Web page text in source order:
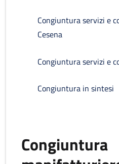
Congiuntura servizi e
Cesena
Congiuntura servizi e
Congiuntura in sintesi
Congiuntura